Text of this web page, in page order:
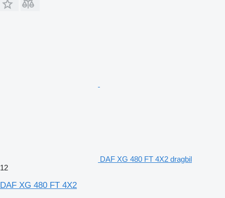
DAF XG 480 FT 4X2 dragbil
12
DAF XG 480 FT 4X2